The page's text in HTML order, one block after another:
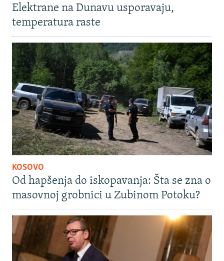
Elektrane na Dunavu usporavaju,
temperatura raste
KOSOVO
Od hapšenja do iskopavanja: Šta se zna o
masovnoj grobnici u Zubinom Potoku?